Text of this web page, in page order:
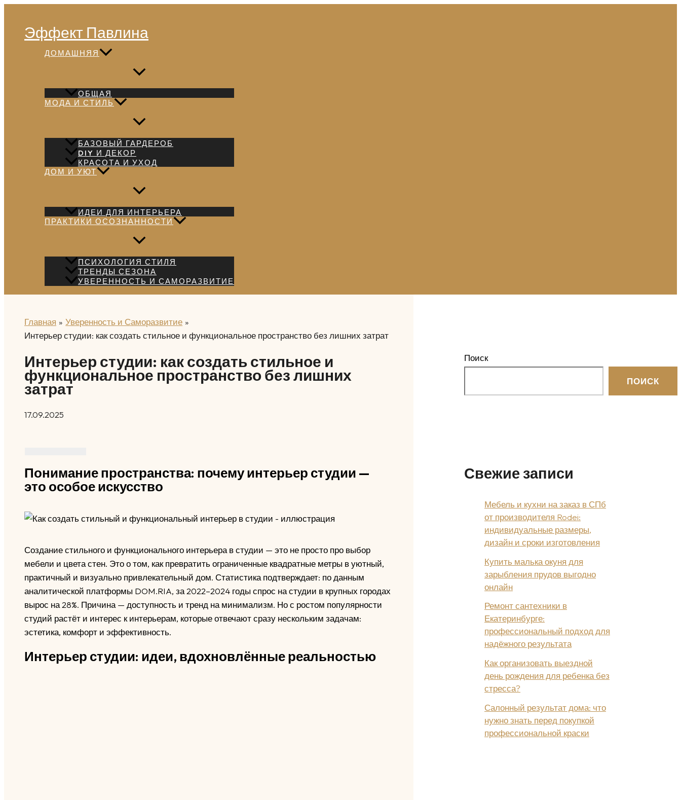
содержимому
Эффект Павлина
ДОМАШНЯЯ
ОБЩАЯ
МОДА И СТИЛЬ
БАЗОВЫЙ ГАРДЕРОБ
DIY И ДЕКОР
КРАСОТА И УХОД
ДОМ И УЮТ
ИДЕИ ДЛЯ ИНТЕРЬЕРА
ПРАКТИКИ ОСОЗНАННОСТИ
ПСИХОЛОГИЯ СТИЛЯ
ТРЕНДЫ СЕЗОНА
УВЕРЕННОСТЬ И САМОРАЗВИТИЕ
Главная
Уверенность и Саморазвитие
Интерьер студии: как создать стильное и функциональное пространство без лишних затрат
Интерьер студии: как создать стильное и
функциональное пространство без лишних
затрат
17.09.2025
Понимание пространства: почему интерьер студии —
это особое искусство
Создание стильного и функционального интерьера в студии — это не просто про выбор
мебели и цвета стен. Это о том, как превратить ограниченные квадратные метры в уютный,
практичный и визуально привлекательный дом. Статистика подтверждает: по данным
аналитической платформы DOM.RIA, за 2022–2024 годы спрос на студии в крупных городах
вырос на 28%. Причина — доступность и тренд на минимализм. Но с ростом популярности
студий растёт и интерес к интерьерам, которые отвечают сразу нескольким задачам:
эстетика, комфорт и эффективность.
Интерьер студии: идеи, вдохновлённые реальностью
Поиск
ПОИСК
Свежие записи
Мебель и кухни на заказ в СПб
от производителя Rodei:
индивидуальные размеры,
дизайн и сроки изготовления
Купить малька окуня для
зарыбления прудов выгодно
онлайн
Ремонт сантехники в
Екатеринбурге:
профессиональный подход для
надёжного результата
Как организовать выездной
день рождения для ребенка без
стресса?
Салонный результат дома: что
нужно знать перед покупкой
профессиональной краски